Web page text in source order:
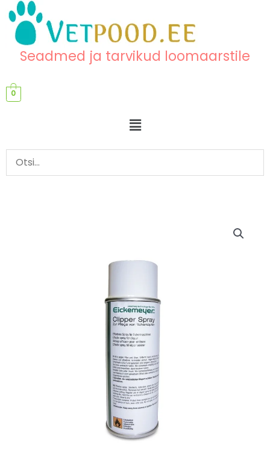
content
content
Seadmed ja tarvikud loomaarstile
0
Menu